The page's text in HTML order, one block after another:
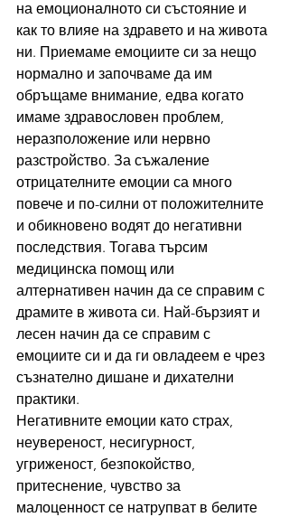
на емоционалното си състояние и
как то влияе на здравето и на живота
ни. Приемаме емоциите си за нещо
нормално и започваме да им
обръщаме внимание, едва когато
имаме здравословен проблем,
неразположение или нервно
разстройство. За съжаление
отрицателните емоции са много
повече и по-силни от положителните
и обикновено водят до негативни
последствия. Тогава търсим
медицинска помощ или
алтернативен начин да се справим с
драмите в живота си. Най-бързият и
лесен начин да се справим с
емоциите си и да ги овладеем е чрез
съзнателно дишане и дихателни
практики.
Негативните емоции като страх,
неувереност, несигурност,
угриженост, безпокойство,
притеснение, чувство за
малоценност се натрупват в белите